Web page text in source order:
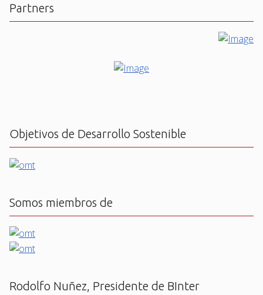
Partners
Objetivos de Desarrollo Sostenible
Somos miembros de
Rodolfo Nuñez, Presidente de BInter